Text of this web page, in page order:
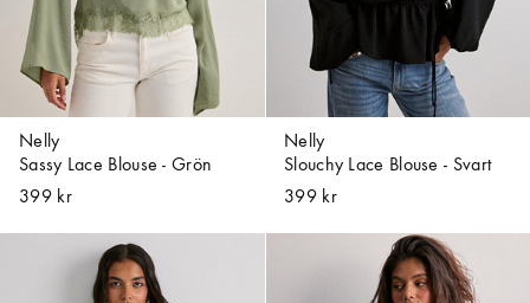
Nelly
Sassy Lace Blouse - Grön
399 kr
Nelly
Slouchy Lace Blouse - Svart
399 kr